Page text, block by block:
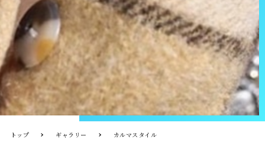
トップ ギャラリー カルマスタイル